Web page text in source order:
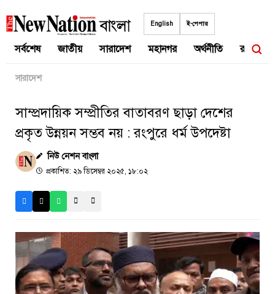
to
English ই-পেপার
সর্বশেষ জাতীয় সারাদেশ মহানগর অর্থনীতি রাজনীতি
সারাদেশ
সাম্প্রদায়িক সম্প্রীতির বাতাবরণ ছাড়া দেশের
প্রকৃত উন্নয়ন সম্ভব নয় : রংপুরে ধর্ম উপদেষ্টা
নিউ নেশন বাংলা
প্রকাশিত: ২৯ ডিসেম্বর ২০২৫, ১৮:০২